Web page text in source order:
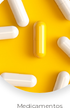
Medicamentos